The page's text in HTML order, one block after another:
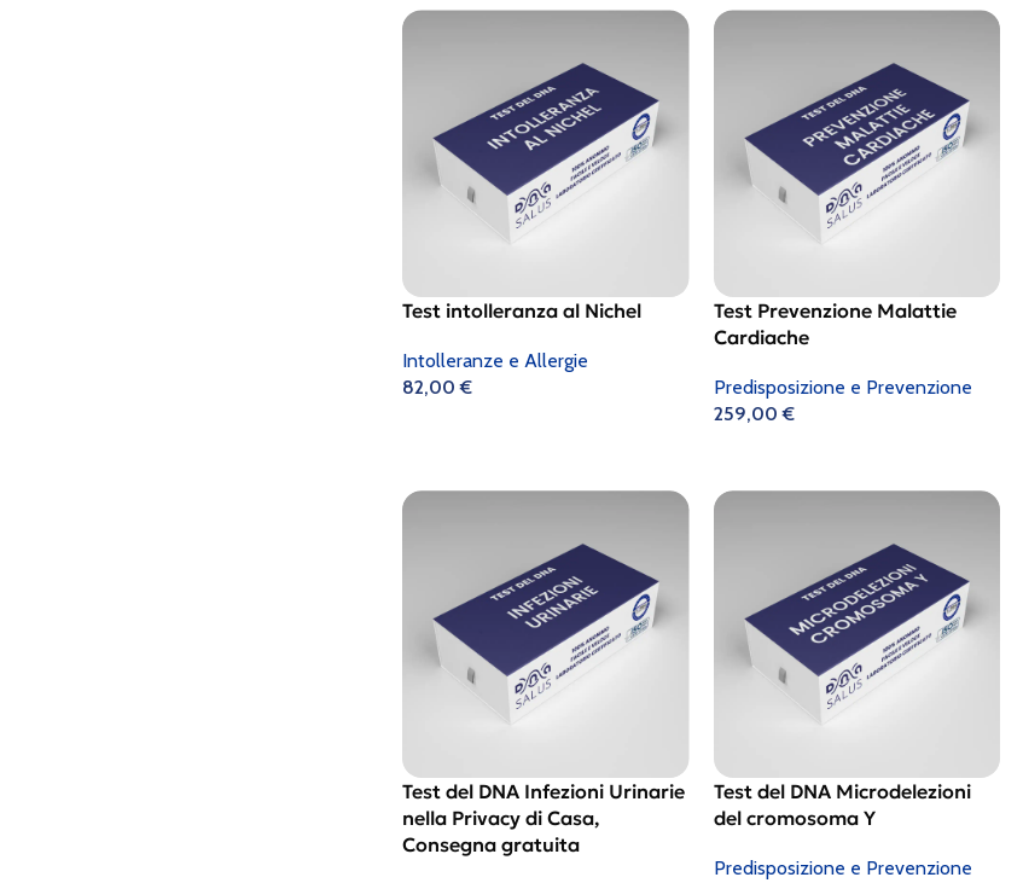
Test intolleranza al Nichel
Intolleranze e Allergie
82,00€
Test Prevenzione Malattie
Cardiache
Predisposizione e Prevenzione
259,00€
Test del DNA Infezioni Urinarie
nella Privacy di Casa,
Consegna gratuita
Test del DNA Microdelezioni
del cromosoma Y
Predisposizione e Prevenzione